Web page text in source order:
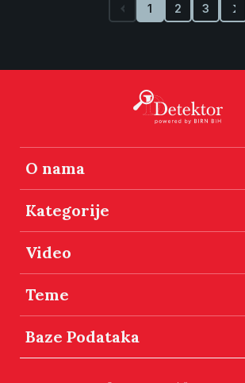
1 2 3
O nama
Kategorije
Video
Teme
Baze Podataka